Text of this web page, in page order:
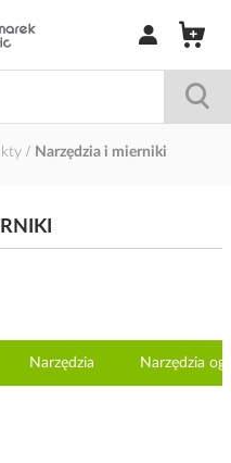
Zaloguj się /
Narzędzia i mierniki
Narzędzia Narzędzia